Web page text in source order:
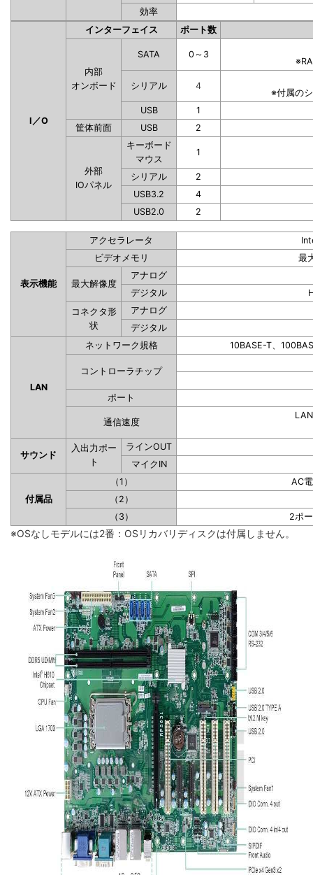
効率
I／O
インターフェイス ポート数
内部
オンボード
SATA 0～3
シリアル 4
※付属の
USB
1
筐体前面
USB 2
外部
IOパネル
キーボード
マウス
1
シリアル
2
USB3.2
4
USB2.0
2
表示機能
アクセラレータ
ビデオメモリ
最
最大解像度
アナログ
デジタル
コネクタ形
状
アナログ
デジタル
LAN
ネットワーク規格 10BASE-T、
コントローラチップ
ポート
通信速度
サウンド
入出力ポー
ト
ラインOUT
マイクIN
付属品
（1）
AC
（2）
（3）
2ポ
※OSなしモデルには2番：OSリカバリディスクは付属しません。